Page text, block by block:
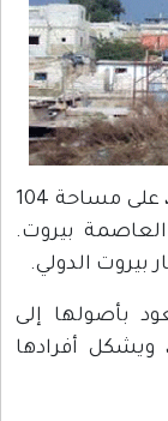
أُنشئ مخيم برج البراجنة، في العام 1948، على مساحة 104
بيروت.
بيروت الدولي.
بأصولها إلى
أفرادها